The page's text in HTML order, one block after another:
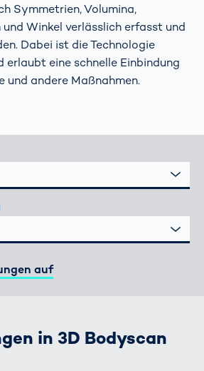
Symmetrien, Volumina,
und Winkel verlässlich erfasst und
Dabei ist die Technologie
erlaubt eine schnelle Einbindung
und andere Maßnahmen.
auf
in 3D Bodyscan